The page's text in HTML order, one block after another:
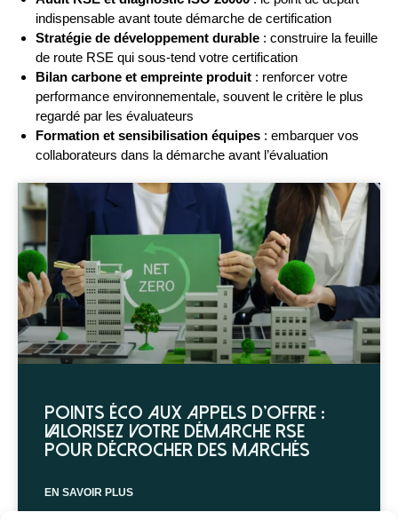
indispensable avant toute démarche de certification
Stratégie de développement durable : construire la feuille
de route RSE qui sous-tend votre certification
Bilan carbone et empreinte produit : renforcer votre
performance environnementale, souvent le critère le plus
regardé par les évaluateurs
Formation et sensibilisation équipes : embarquer vos
collaborateurs dans la démarche avant l’évaluation
Points éco aux appels d’offre :
valorisez votre démarche RSE
pour décrocher des marchés
EN SAVOIR PLUS